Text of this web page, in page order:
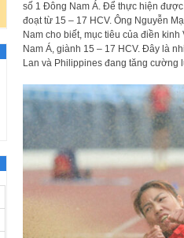
số 1 Đông Nam Á. Để thực hiện
đoạt từ 15 – 17 HCV. Ông Nguyễn
Nam cho biết, mục tiêu của điền
Nam Á, giành 15 – 17 HCV. Đây là
Lan và Philippines đang tăng